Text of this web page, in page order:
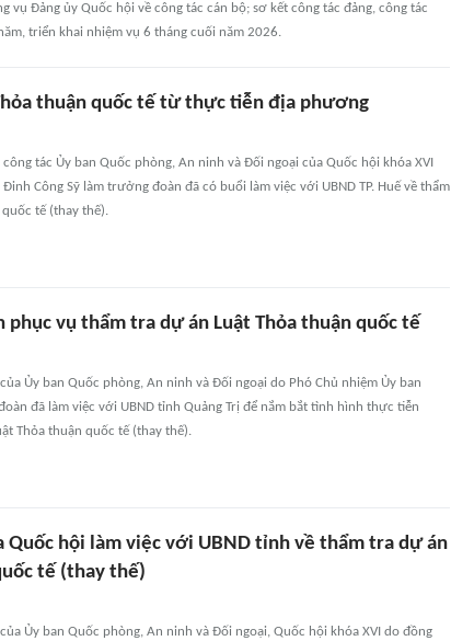
vụ Đảng ủy Quốc hội về công tác cán bộ; sơ kết công tác đảng, công tác
triển khai nhiệm vụ 6 tháng cuối năm 2026.
thuận quốc tế từ thực tiễn địa phương
công tác Ủy ban Quốc phòng, An ninh và Đối ngoại của Quốc hội khóa XVI
Công Sỹ làm trưởng đoàn đã có buổi làm việc với UBND TP. Huế về thẩm
tế (thay thế).
phục vụ thẩm tra dự án Luật Thỏa thuận quốc tế
Ủy ban Quốc phòng, An ninh và Đối ngoại do Phó Chủ nhiệm Ủy ban
đã làm việc với UBND tỉnh Quảng Trị để nắm bắt tình hình thực tiễn
Thỏa thuận quốc tế (thay thế).
Quốc hội làm việc với UBND tỉnh về thẩm tra dự án
tế (thay thế)
Ủy ban Quốc phòng, An ninh và Đối ngoại, Quốc hội khóa XVI do đồng